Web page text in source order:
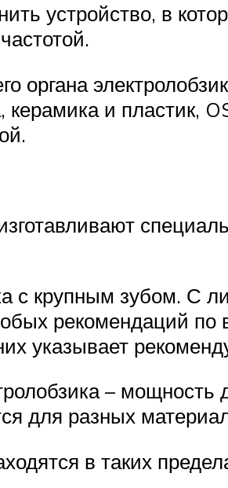
устройство, в
органа
и пластик,
с крупным зубом. С
рекомендаций
указывает
– мощность
для разных
в таких